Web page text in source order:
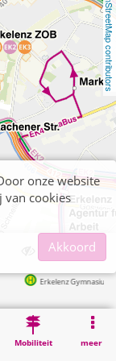
OpenStreetMap contributors
Mobiliteit meer
Erkelenz Gymnasium in 71m
onze website
van cookies
Akkoord